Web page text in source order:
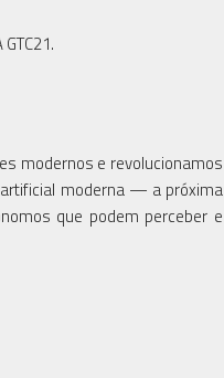
modernos e revolucionamos
artificial moderna — a próxima
que podem perceber e